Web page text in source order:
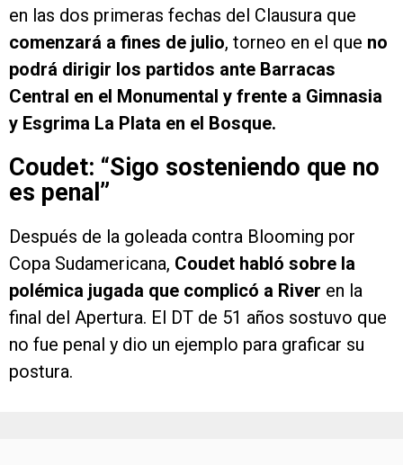
en las dos primeras fechas del Clausura que
comenzará a fines de julio, torneo en el que no
podrá dirigir los partidos ante Barracas
Central en el Monumental y frente a Gimnasia
y Esgrima La Plata en el Bosque.
Coudet: “Sigo sosteniendo que no
es penal”
Después de la goleada contra Blooming por
Copa Sudamericana, Coudet habló sobre la
polémica jugada que complicó a River en la
final del Apertura. El DT de 51 años sostuvo que
no fue penal y dio un ejemplo para graficar su
postura.